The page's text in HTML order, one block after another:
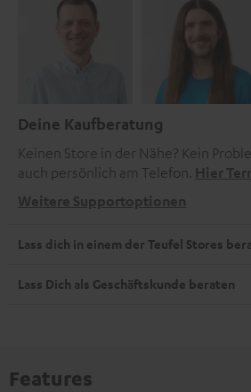
Deine Kaufberatung
Keinen Store in der Nähe? Kein
auch persönlich am Telefon. Hier
Weitere Supportoptionen
Lass dich in einem der Teufel Stores
Lass Dich als Geschäftskunde beraten
Features